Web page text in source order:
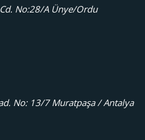
No:28/A Ünye/Ordu
No: 13/7 Muratpaşa / Antalya